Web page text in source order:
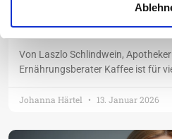
Kaffee vs. Kakao: Was
Männer?
Von Laszlo Schlindwein,
Ernährungsberater Kaffee ist für
Johanna Härtel 13. Januar 2026